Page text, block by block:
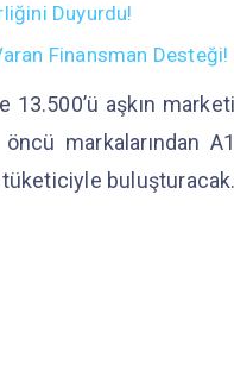
Duyurdu!
Finansman Desteği!
aşkın
markalarından
buluşturacak.